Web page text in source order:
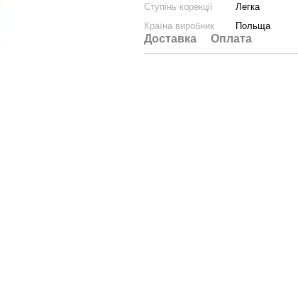
Ступінь корекції
Легка
Країна виробник
Польща
Доставка Оплата